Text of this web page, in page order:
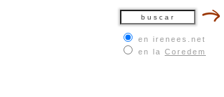
en irenees.net
en la Coredem